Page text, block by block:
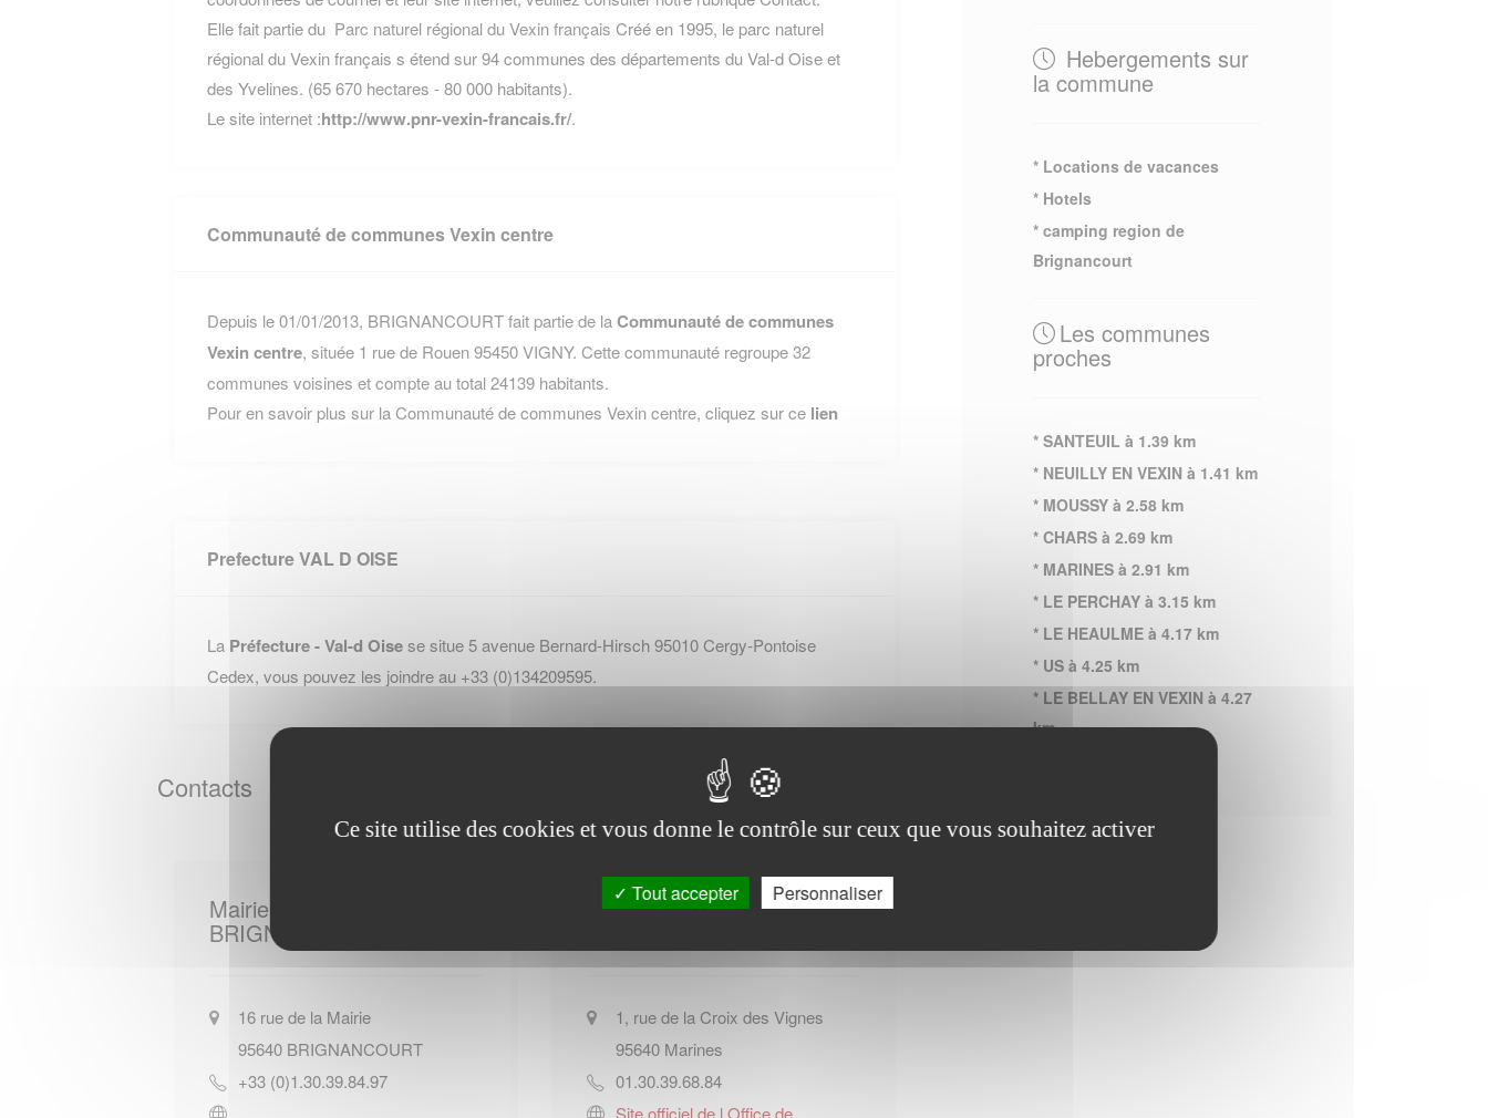
Elle fait partie du Parc naturel régional du Vexin français Créé en 1995, le parc naturel
régional du Vexin français s étend sur 94 communes des départements du Val-d Oise et
des Yvelines. (65 670 hectares - 80 000 habitants).
Le site internet :http://www.pnr-vexin-francais.fr/.
Communauté de communes Vexin centre
Depuis le 01/01/2013, BRIGNANCOURT fait partie de laCommunauté de communes
Vexin centre, située 1 rue de Rouen 95450 VIGNY. Cette communauté regroupe 32
communes voisines et compte au total 24139 habitants.
Pour en savoir plus sur la Communauté de communes Vexin centre, cliquez sur ce lien
Prefecture VAL D OISE
La Préfecture - Val-d Oisese situe 5 avenue Bernard-Hirsch 95010 Cergy-Pontoise
Cedex, vous pouvez les joindre au +33 (0)134209595.
Contacts
Mairie de
BRIGNANCOURT
16 rue de la Mairie
95640 BRIGNANCOURT
+33 (0)1.30.39.84.97
Office de tourisme de
1, rue de la Croix des Vignes
95640 Marines
01.30.39.68.84
Site officiel de l Office de
Hebergements sur
la commune
* Locations de vacances
* Hotels
* camping region de
Brignancourt
Les communes
proches
* SANTEUIL à 1.39 km
* NEUILLY EN VEXIN à 1.41 km
* MOUSSY à 2.58 km
* CHARS à 2.69 km
* MARINES à 2.91 km
* LE PERCHAY à 3.15 km
* LE HEAULME à 4.17 km
* US à 4.25 km
* LE BELLAY EN VEXIN à 4.27
km
Ce site utilise des cookies et vous donne le contrôle sur ceux que vous souhaitez activer
Tout accepter Personnaliser